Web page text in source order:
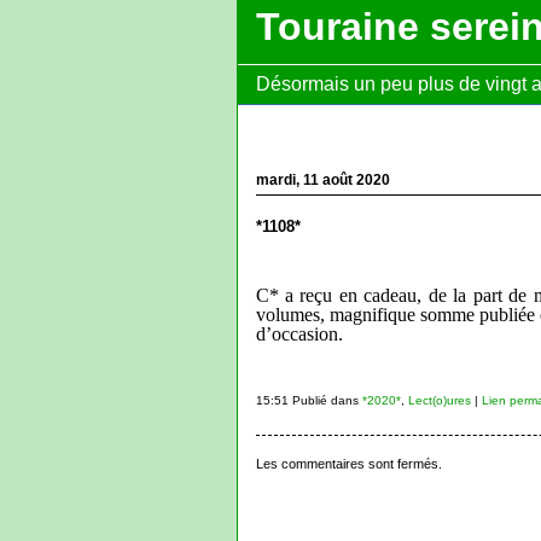
Touraine
Désormais un peu plus de vingt
mardi, 11 août 2020
*1108*
C* a reçu en cadeau, de la part de
volumes, magnifique somme
d’occasion.
15:51 Publié dans *2020*, Lect(o)ures| Lien
Les commentaires sont fermés.